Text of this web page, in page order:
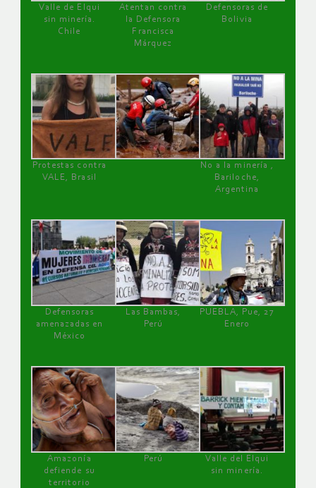
Valle de Elqui
sin minería.
Chile
Atentan contra
la Defensora
Francisca
Márquez
Defensoras de
Bolivia
Protestas contra
VALE, Brasil
No a la minería ,
Bariloche,
Argentina
Defensoras
amenazadas en
México
Las Bambas,
Perú
PUEBLA, Pue, 27
Enero
Amazonía
defiende su
territorio
Perú
Valle del Elqui
sin minería.